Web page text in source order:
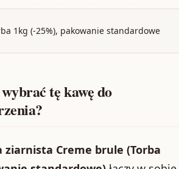
1kg (-25%), pakowanie standardowe
tę kawę do
ziarnista Creme brule (Torba